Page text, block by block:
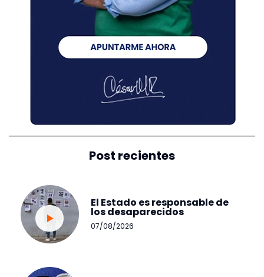
Post recientes
El Estado es responsable de
los desaparecidos
07/08/2026